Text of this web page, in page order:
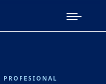
PROFESIONAL